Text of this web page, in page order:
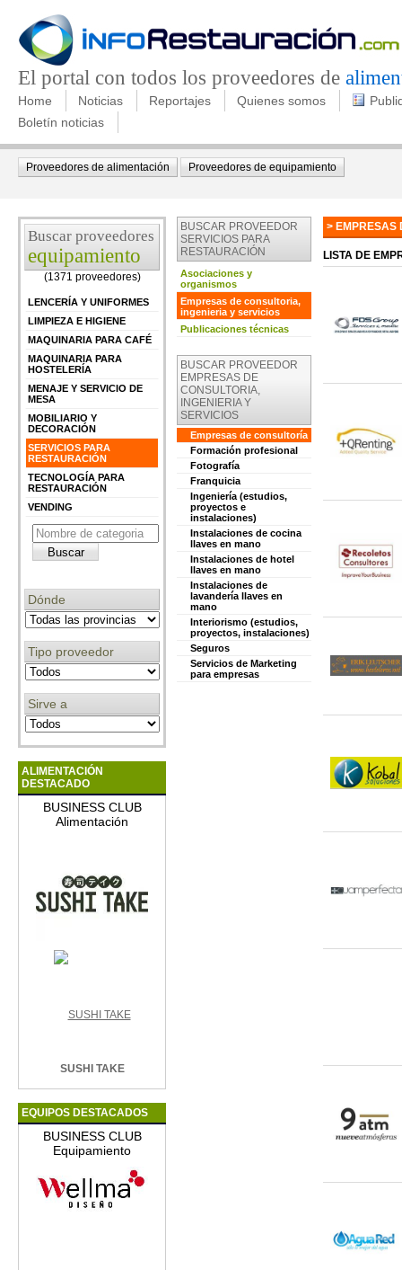
El portal con todos los proveedores de
Home Noticias Reportajes Quienes somos
Boletín noticias
Proveedores de alimentación Proveedores de equipamiento
Buscar proveedores
equipamiento
(1371 proveedores)
LENCERÍA Y UNIFORMES
LIMPIEZA E HIGIENE
MAQUINARIA PARA CAFÉ
MAQUINARIA PARA
HOSTELERÍA
MENAJE Y SERVICIO DE
MESA
MOBILIARIO Y
DECORACIÓN
SERVICIOS PARA
RESTAURACIÓN
TECNOLOGÍA PARA
RESTAURACIÓN
VENDING
Dónde
Tipo proveedor
Sirve a
ALIMENTACIÓN
DESTACADO
BUSINESS CLUB
Alimentación
SUSHI TAKE
EQUIPOS DESTACADOS
BUSINESS CLUB
Equipamiento
BUSCAR PROVEEDOR
SERVICIOS PARA
RESTAURACIÓN
Asociaciones y
organismos
Empresas de consultoria,
ingenieria y servicios
Publicaciones técnicas
BUSCAR PROVEEDOR
EMPRESAS DE
CONSULTORIA,
INGENIERIA Y
SERVICIOS
Empresas de consultoría
Formación profesional
Fotografía
Franquicia
Ingeniería (estudios,
proyectos e
instalaciones)
Instalaciones de cocina
llaves en mano
Instalaciones de hotel
llaves en mano
Instalaciones de
lavandería llaves en
mano
Interiorismo (estudios,
proyectos, instalaciones)
Seguros
Servicios de Marketing
para empresas
> EMPRESAS
LISTA DE